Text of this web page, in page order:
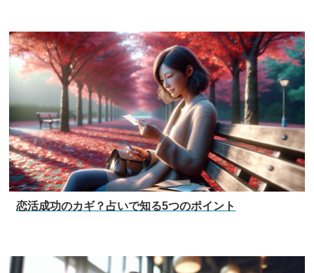
恋活成功のカギ？占いで知る5つのポイント